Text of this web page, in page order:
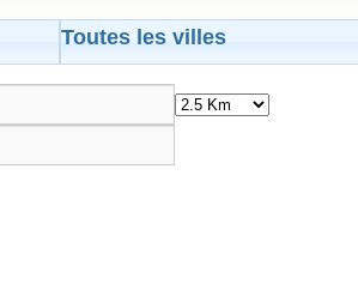
Toutes les villes